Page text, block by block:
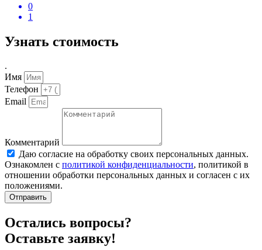
0
1
Узнать стоимость
.
Имя
Телефон
Email
Комментарий
Даю согласие на обработку своих персональных данных.
Ознакомлен с политикой конфиденциальности, политикой в
отношении обработки персональных данных и согласен с их
положениями.
Отправить
Остались вопросы?
Оставьте заявку!